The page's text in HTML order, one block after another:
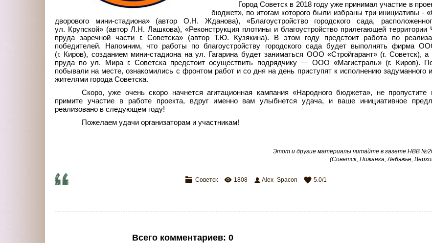
Город Советск в 2018 году уже принимал участие в
бюджет», по итогам которого были избраны три инициативы -
дворового мини-стадиона» (автор О.Н. Жданова), «Благоустройство городского сада,
ул. Крупской» (автор Л.Н. Лашкова), «Реконструкция плотины и благоустройство прилегающей территории
пруда заречной части г. Советска» (автор Т.Ю. Кузякина). В этом году предстоит работа по
победителей. Напомним, что работы по благоустройству городского сада будет выполнять фирма
(г. Киров), созданием мини-стадиона на ул. Гагарина будет заниматься ООО «Стройгарант» (г. Советск),
пруда по ул. Мира г. Советска предстоит осуществить подрядчику — ООО «Магистраль» (г. Киров).
побывали на месте, ознакомились с фронтом работ и со дня на день приступят к исполнению задуманного
жителями города Советска.
Скоро, уже очень скоро начнется агитационная кампания «Народного бюджета», не пропустите
примите участие в работе проекта, вдруг именно вам улыбнется удача, и ваше инициативное
реализовано в следующем году!
Пожелаем удачи организаторам и участникам!
Этот и другие материалы читайте в газете НВВ
(Советск, Пижанка, Лебяжье,
Советск 1808 Alex_Spacon 5.0/1
Всего комментариев: 0